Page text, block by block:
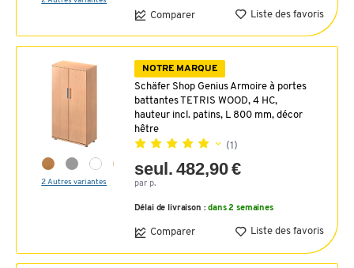
Comparer Liste des favoris
2 Autres variantes
NOTRE MARQUE
Schäfer Shop Genius Armoire à portes
battantes TETRIS WOOD, 4 HC,
hauteur incl. patins, L 800 mm, décor
hêtre
(1)
seul. 482,90 €
par p.
Délai de livraison :dans 2 semaines
Comparer Liste des favoris